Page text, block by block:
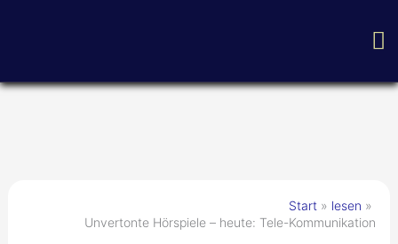
Start
lesen
Unvertonte Hörspiele – heute: Tele-Kommunikation